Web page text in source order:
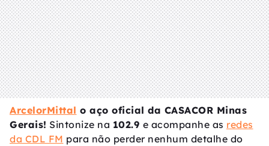
ArcelorMittal o aço oficial da CASACOR Minas
Gerais! Sintonize na 102.9 e acompanhe as redes
da CDL FM para não perder nenhum detalhe do